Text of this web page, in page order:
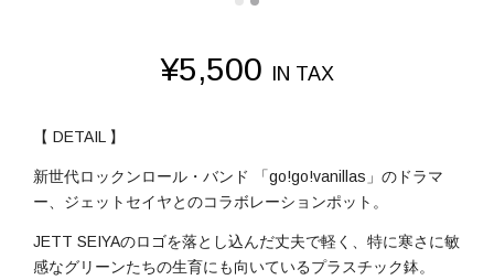
¥5,500 IN TAX
【 DETAIL 】
新世代ロックンロール・バンド 「go!go!vanillas」のドラマ
ー、ジェットセイヤとのコラボレーションポット。
JETT SEIYAのロゴを落とし込んだ丈夫で軽く、特に寒さに敏
感なグリーンたちの生育にも向いているプラスチック鉢。